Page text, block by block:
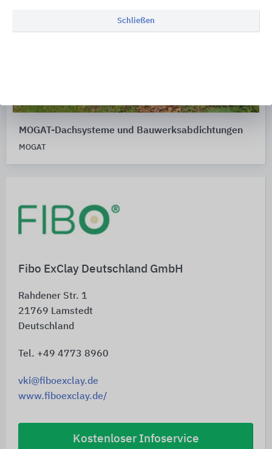
Fibo ExClay Deutschland GmbH
Rahdener Str. 1
21769 Lamstedt
Deutschland
Tel. +49 4773 8960
vki@fiboexclay.de
www.fiboexclay.de/
Kostenloser Infoservice
MOGAT-Dachsysteme und Bauwerksabdichtungen
MOGAT
Schließen